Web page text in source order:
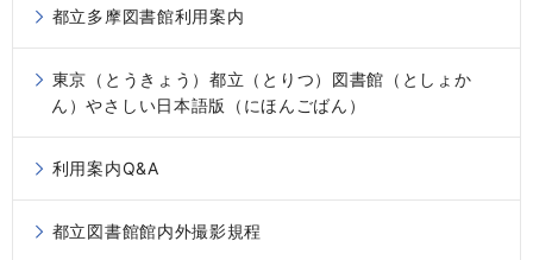
都立多摩図書館利用案内
東京（とうきょう）都立（とりつ）図書館（としょか
ん）やさしい日本語版（にほんごばん）
利用案内Q&A
都立図書館館内外撮影規程